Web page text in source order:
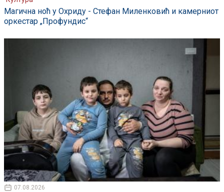
Магична ноћ у Охриду - Стефан Миленковић и камерниот
оркестар „Профундис“
07.08.2026